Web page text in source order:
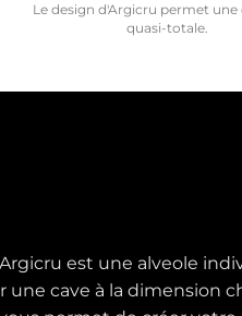
Le design d'Argicru permet
quasi-totale.
est une alveole
cave à la dimension